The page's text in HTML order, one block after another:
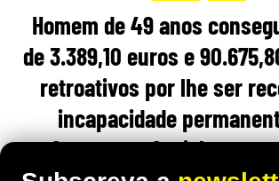
Homem de 49 anos
de 3.389,10 euros e
retroativos por lhe ser
incapacidade
Segurança Social a ter